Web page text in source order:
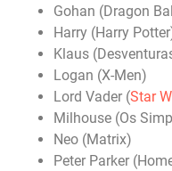
Gohan (Dragon
Harry (Harry
Klaus
Logan (X-Men)
Lord Vader (Star
Milhouse (Os
Neo (Matrix)
Peter Parker